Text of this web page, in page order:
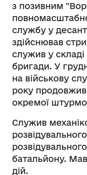
з позивним
службу у
здійснював
служив у складі
бригади. У
на військову
року продовжив
окремої
Служив
батальйону.
дій.